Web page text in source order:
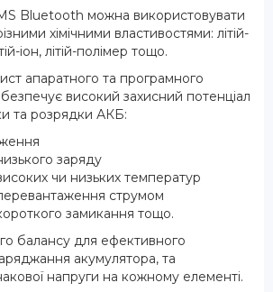
Bluetooth можна використовувати
хімічними властивостями: літій-
іон, літій-полімер тощо.
апаратного та програмного
високий захисний потенціал
та розрядки АКБ:
заряду
чи низьких температур
струмом
замикання тощо.
балансу для ефективного
акумулятора, та
напруги на кожному елементі.